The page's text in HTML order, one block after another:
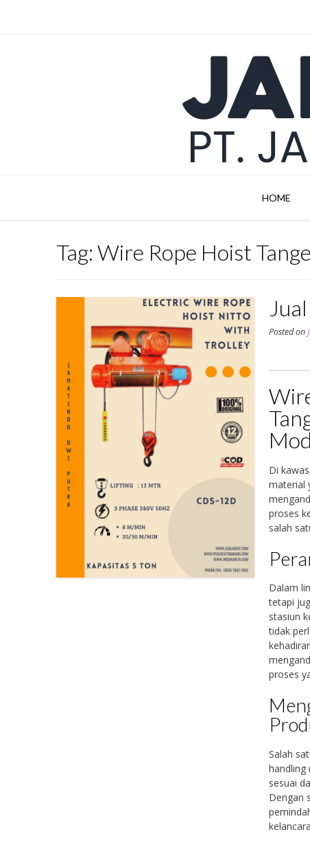
HOME
Tag: Wire Rope Hoist
Posted on
Di
material
proses
salah
Dalam
tetapi
stasiun
tidak
proses
Salah
handling
sesuai
Dengan